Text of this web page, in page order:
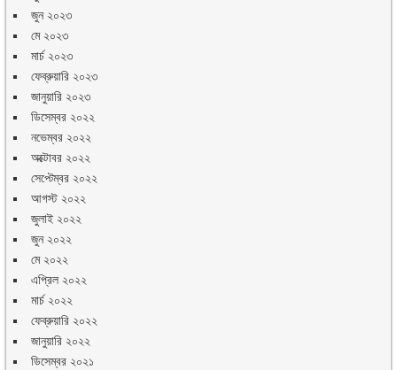
জুন ২০২৩
মে ২০২৩
মার্চ ২০২৩
ফেব্রুয়ারি ২০২৩
জানুয়ারি ২০২৩
ডিসেম্বর ২০২২
নভেম্বর ২০২২
অক্টোবর ২০২২
সেপ্টেম্বর ২০২২
আগস্ট ২০২২
জুলাই ২০২২
জুন ২০২২
মে ২০২২
এপ্রিল ২০২২
মার্চ ২০২২
ফেব্রুয়ারি ২০২২
জানুয়ারি ২০২২
ডিসেম্বর ২০২১